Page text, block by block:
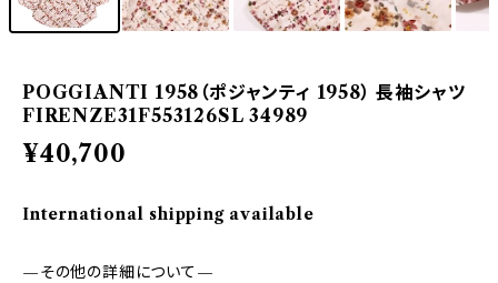
POGGIANTI 1958（ポジャンティ 1958） 長袖シャツ
FIRENZE31F553126SL 34989
¥40,700
International shipping available
—その他の詳細について—